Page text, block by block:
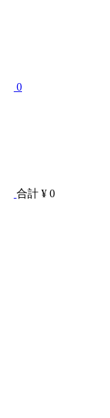
0
合計 ¥ 0